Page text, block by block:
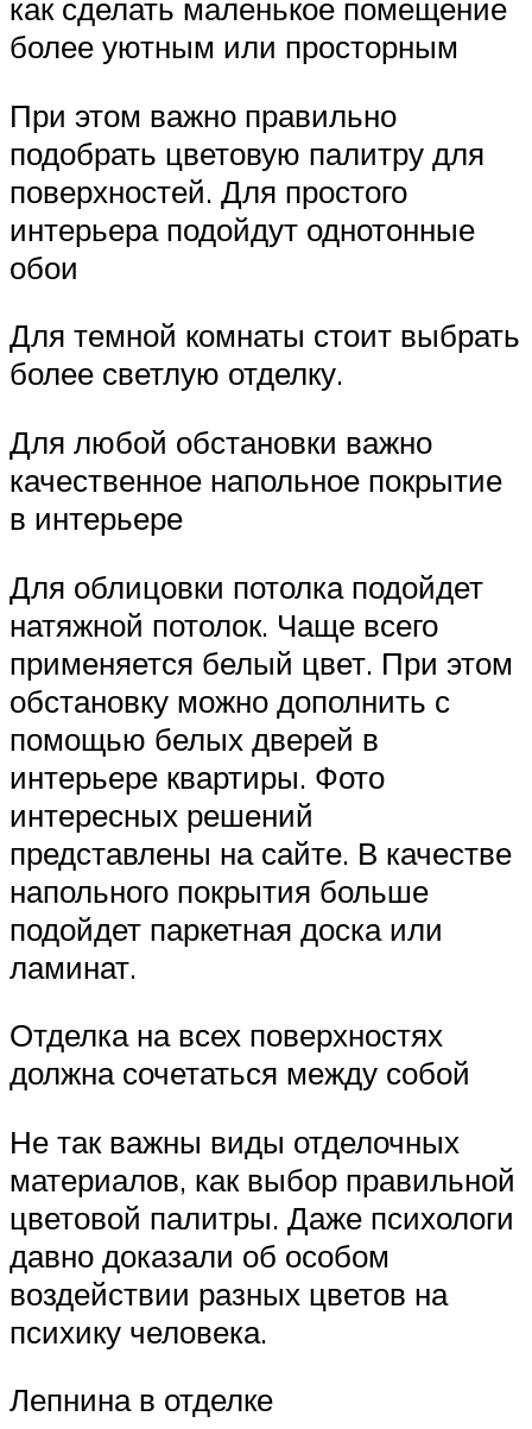
как сделать маленькое помещение
более уютным или просторным
При этом важно правильно
подобрать цветовую палитру для
поверхностей. Для простого
интерьера подойдут однотонные
обои
Для темной комнаты стоит выбрать
более светлую отделку.
Для любой обстановки важно
качественное напольное покрытие
в интерьере
Для облицовки потолка подойдет
натяжной потолок. Чаще всего
применяется белый цвет. При этом
обстановку можно дополнить с
помощью белых дверей в
интерьере квартиры. Фото
интересных решений
представлены на сайте. В качестве
напольного покрытия больше
подойдет паркетная доска или
ламинат.
Отделка на всех поверхностях
должна сочетаться между собой
Не так важны виды отделочных
материалов, как выбор правильной
цветовой палитры. Даже психологи
давно доказали об особом
воздействии разных цветов на
психику человека.
Лепнина в отделке